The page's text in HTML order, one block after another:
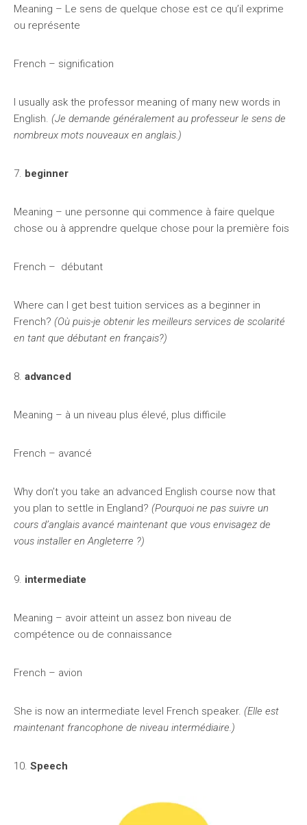
Meaning – Le sens de quelque chose est ce qu’il exprime
ou représente
French – signification
I usually ask the professor meaning of many new words in
English. (Je demande généralement au professeur le sens de
nombreux mots nouveaux en anglais.)
7. beginner
Meaning – une personne qui commence à faire quelque
chose ou à apprendre quelque chose pour la première fois
French – débutant
Where can I get best tuition services as a beginner in
French? (Où puis-je obtenir les meilleurs services de scolarité
en tant que débutant en français?)
8. advanced
Meaning – à un niveau plus élevé, plus difficile
French – avancé
Why don’t you take an advanced English course now that
you plan to settle in England? (Pourquoi ne pas suivre un
cours d’anglais avancé maintenant que vous envisagez de
vous installer en Angleterre ?)
9. intermediate
Meaning – avoir atteint un assez bon niveau de
compétence ou de connaissance
French – avion
She is now an intermediate level French speaker. (Elle est
maintenant francophone de niveau intermédiaire.)
10. Speech